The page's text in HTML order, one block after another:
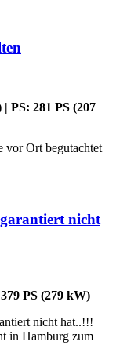
PS: 281 PS (207
vor Ort begutachtet
nicht
PS (279 kW)
nicht hat..!!!
in Hamburg zum